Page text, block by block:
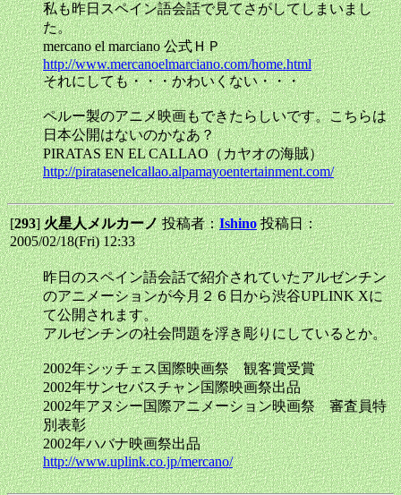
私も昨日スペイン語会話で見てさがしてしまいまし
た。
mercano el marciano 公式ＨＰ
http://www.mercanoelmarciano.com/home.html
それにしても・・・かわいくない・・・
ペルー製のアニメ映画もできたらしいです。こちらは
日本公開はないのかなあ？
PIRATAS EN EL CALLAO（カヤオの海賊）
http://piratasenelcallao.alpamayoentertainment.com/
[293]火星人メルカーノ投稿者：Ishino 投稿日：
2005/02/18(Fri) 12:33
昨日のスペイン語会話で紹介されていたアルゼンチン
のアニメーションが今月２６日から渋谷UPLINK Xに
て公開されます。
アルゼンチンの社会問題を浮き彫りにしているとか。
2002年シッチェス国際映画祭 観客賞受賞
2002年サンセバスチャン国際映画祭出品
2002年アヌシー国際アニメーション映画祭 審査員特
別表彰
2002年ハバナ映画祭出品
http://www.uplink.co.jp/mercano/